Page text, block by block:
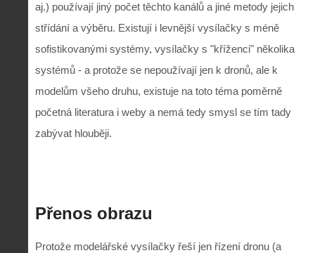
aj.) používají jiný počet těchto kanálů a jiné metody jejich
střídání a výběru. Existují i levnější vysílačky s méně
sofistikovanými systémy, vysílačky s "kříženci" několika
systémů - a protože se nepoužívají jen k dronů, ale k
modelům všeho druhu, existuje na toto téma poměrně
početná literatura i weby a nemá tedy smysl se tím tady
zabývat hlouběji.
Přenos obrazu
Protože modelářské vysílačky řeší jen řízení dronu (a